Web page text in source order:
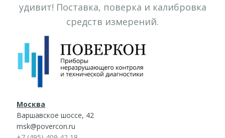
удивит! Поставка, поверка и калибровка
средств измерений.
Москва
Варшавское шоссе, 42
msk@povercon.ru